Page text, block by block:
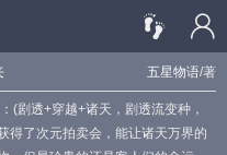
五星物语/著
(剧透+穿越+诸天，剧透流变种，
得了次元拍卖会，能让诸天万界的